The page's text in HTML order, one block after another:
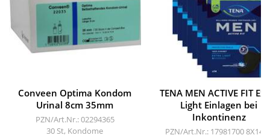
Conveen Optima Kondom
Urinal 8cm 35mm
PZN/Art.Nr.: 02294365
30 St, Kondome
TENA MEN ACTIVE FIT
Light Einlagen bei
Inkontinenz
PZN/Art.Nr.: 179817008X14